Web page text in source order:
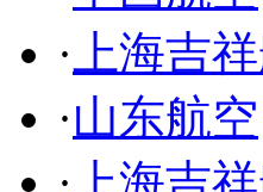
· 上海吉
·山东航空
· 上海吉